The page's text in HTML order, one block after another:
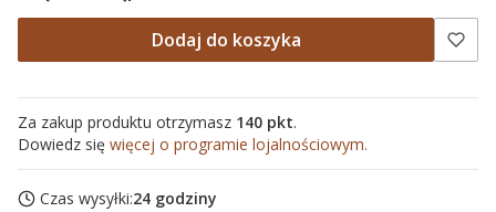
Dodaj do koszyka
Za zakup produktu otrzymasz 140 pkt.
Dowiedz się więcej o programie lojalnościowym.
Czas wysyłki:24 godziny